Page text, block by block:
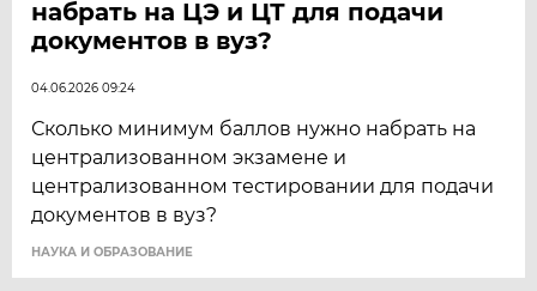
набрать на ЦЭ и ЦТ для подачи
документов в вуз?
04.06.2026 09:24
Сколько минимум баллов нужно набрать на
централизованном экзамене и
централизованном тестировании для подачи
документов в вуз?
НАУКА И ОБРАЗОВАНИЕ